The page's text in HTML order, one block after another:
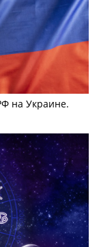
на Украине.